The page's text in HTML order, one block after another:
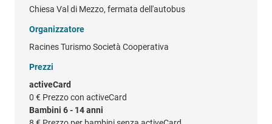
Chiesa Val di Mezzo, fermata dell'autobus
Organizzatore
Racines Turismo Società Cooperativa
Prezzi
activeCard
0 € Prezzo con activeCard
Bambini 6 - 14 anni